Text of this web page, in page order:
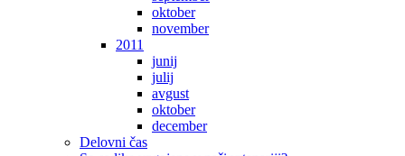
oktober
november
2011
junij
julij
avgust
oktober
december
Delovni čas